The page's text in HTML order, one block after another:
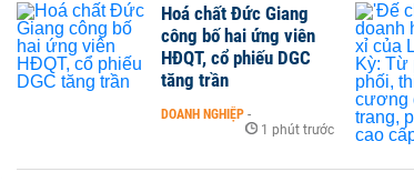
Hoá chất Đức Giang
công bố hai ứng viên
HĐQT, cổ phiếu DGC
tăng trần
DOANH NGHIỆP -
1 phút trước